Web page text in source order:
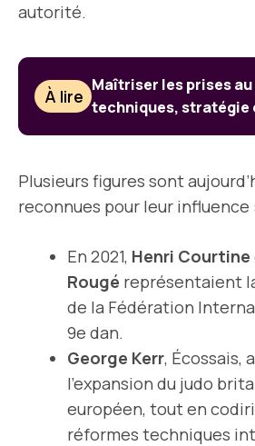
autorité.
À lire
Maîtriser les prises au
techniques, stratégie
Plusieurs figures sont
reconnues pour leur influence :
En 2021, Henri Courtine
Rougé représentaient
de la Fédération
9e dan.
George Kerr, Écossais,
l’expansion du judo
européen, tout en
réformes techniques